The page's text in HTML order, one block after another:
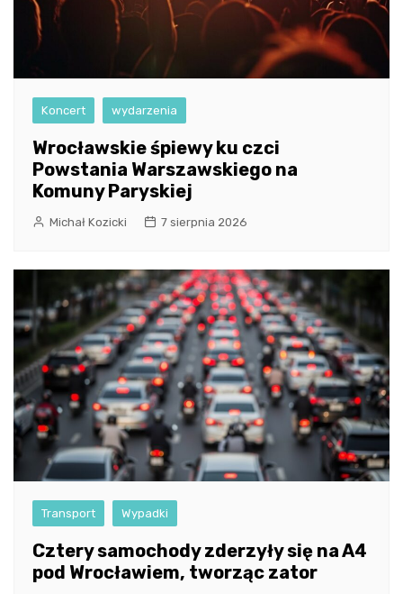
Koncert wydarzenia
Wrocławskie śpiewy ku czci
Powstania Warszawskiego na
Komuny Paryskiej
Michał Kozicki 7 sierpnia 2026
Transport Wypadki
Cztery samochody zderzyły się na A4
pod Wrocławiem, tworząc zator